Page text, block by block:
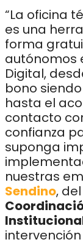
“La oficina
es una
forma
autónomos
Digital,
bono
hasta el
contacto
confianza
suponga
nuestras
Sendino, del
intervención